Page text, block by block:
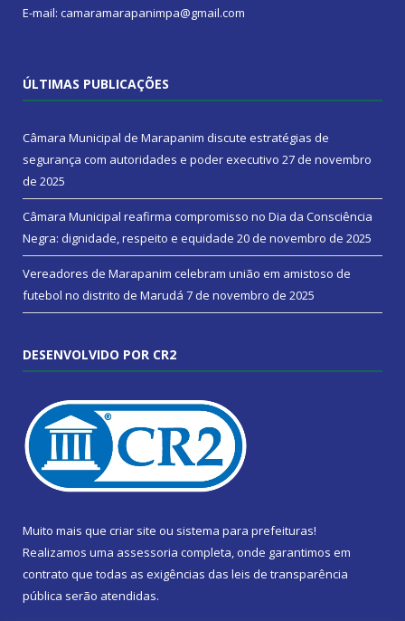
E-mail: camaramarapanimpa@gmail.com
ÚLTIMAS PUBLICAÇÕES
Câmara Municipal de Marapanim discute estratégias de
segurança com autoridades e poder executivo 27 de novembro
de 2025
Câmara Municipal reafirma compromisso no Dia da Consciência
Negra: dignidade, respeito e equidade 20 de novembro de 2025
Vereadores de Marapanim celebram união em amistoso de
futebol no distrito de Marudá 7 de novembro de 2025
DESENVOLVIDO POR CR2
Muito mais que criar site ou sistema para prefeituras!
Realizamos uma assessoria completa, onde garantimos em
contrato que todas as exigências das leis de transparência
pública serão atendidas.